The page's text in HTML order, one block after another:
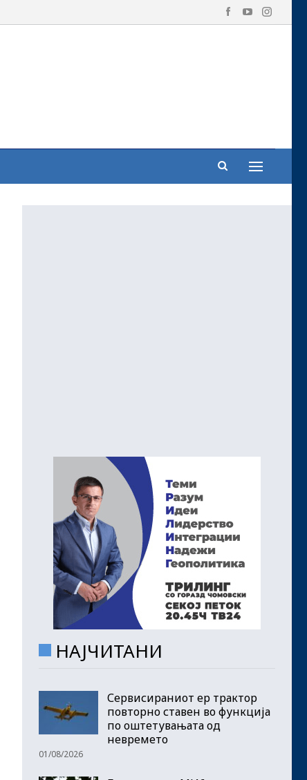
НАЈЧИТАНИ
Сервисираниот ер трактор
повторно ставен во функција
по оштетувањата од
невремето
01/08/2026